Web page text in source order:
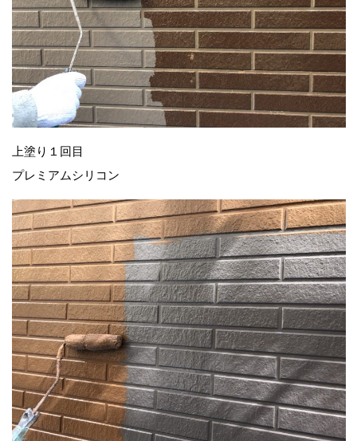
上塗り１回目
プレミアムシリコン